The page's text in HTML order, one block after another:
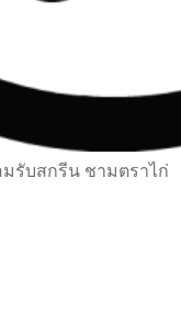
รับสกรีน ชามตราไก่